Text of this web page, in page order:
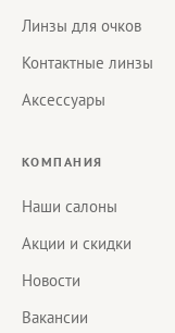
Линзы для очков
Контактные линзы
Аксессуары
КОМПАНИЯ
Наши салоны
Акции и скидки
Новости
Вакансии